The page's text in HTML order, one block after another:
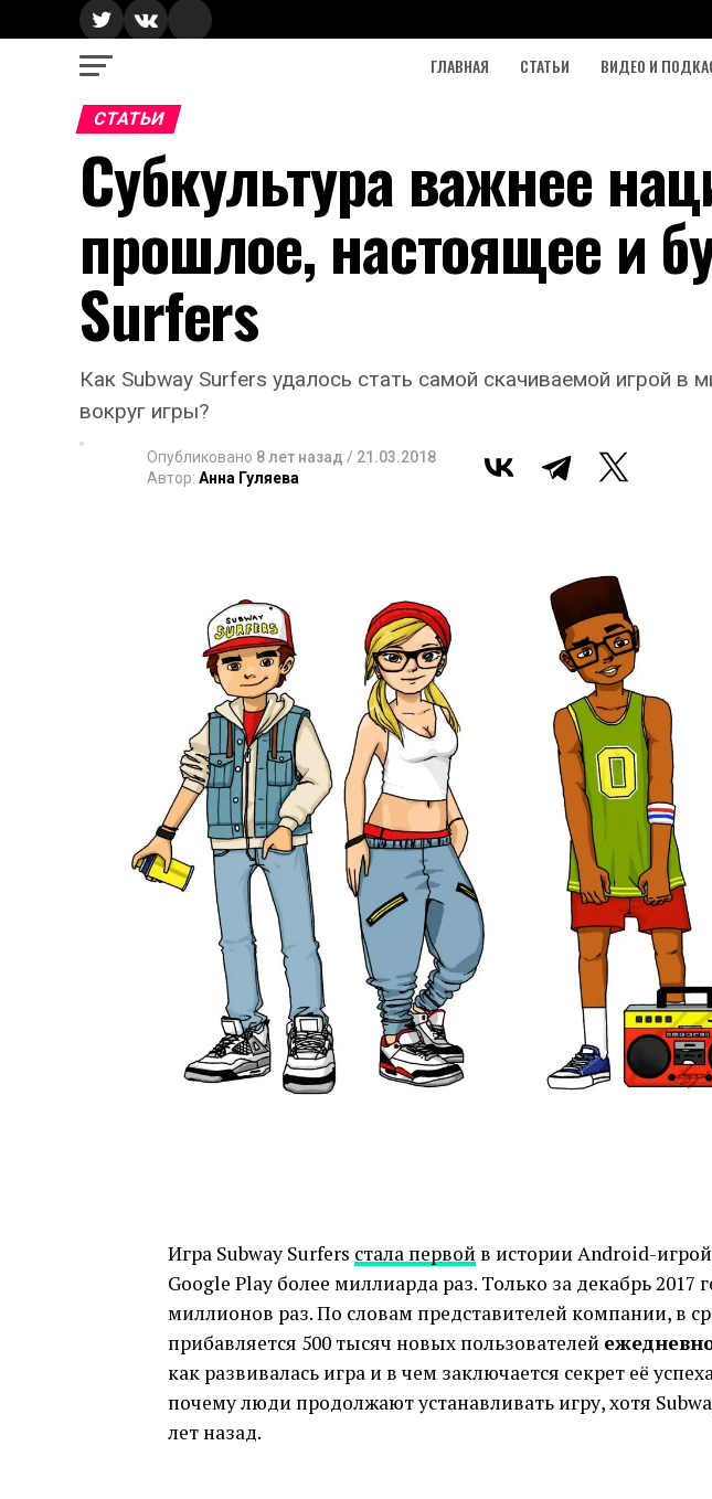
ГЛАВНАЯ СТАТЬИ ВИДЕО И
СТАТЬИ
Субкультура важнее
прошлое, настоящее и
Surfers
Как Subway Surfers удалось стать самой скачиваемой игрой
вокруг игры?
Опубликовано 8 лет назад / 21.03.2018
Автор: Анна Гуляева
Игра Subway Surfers стала первой в истории Android-
Google Play более миллиарда раз. Только за декабрь 2017
миллионов раз. По словам представителей компании, в
прибавляется 500 тысяч новых пользователей
как развивалась игра и в чем заключается секрет её
почему люди продолжают устанавливать игру, хотя
лет назад.